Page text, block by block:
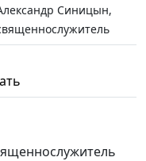
Синицын,
Синицын,
Синицын,